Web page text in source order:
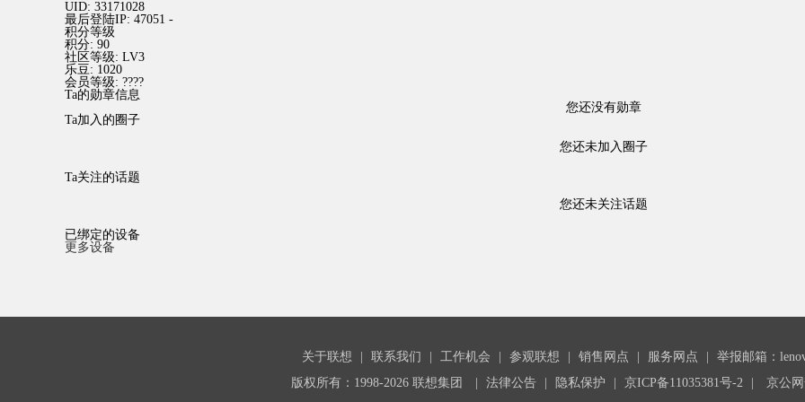
UID: 33171028
最后登陆IP: 47051 -
积分等级
积分: 90
社区等级: LV3
乐豆: 1020
会员等级: ????
Ta的勋章信息
您还没有勋章
Ta加入的圈子
您还未加入圈子
Ta关注的话题
您还未关注话题
已绑定的设备
更多设备
关于联想 联系我们 工作机会 参观联想 销售网点 服务网点
举报邮箱：
版权所有：1998-2026 联想集团
法律公告 隐私保护 京ICP备11035381号-2 京公